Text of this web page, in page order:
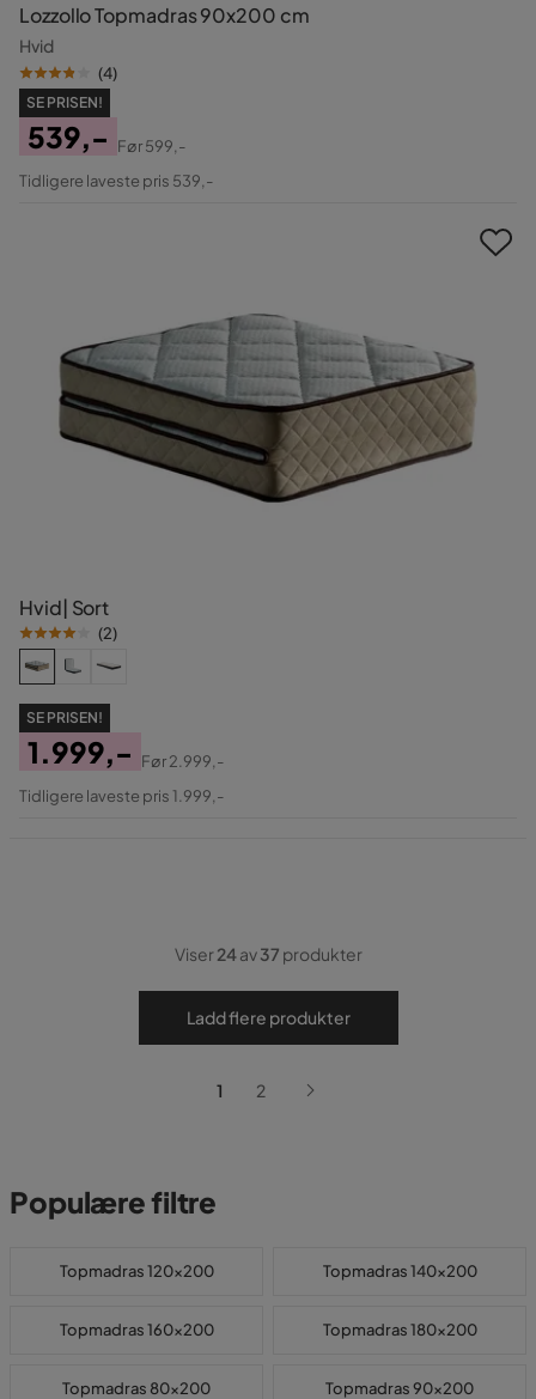
Lozzollo Topmadras 90x200 cm
Hvid
(4)
SE PRISEN!
Pris
539,-
Original
Før599,-
Tidligere laveste pris 539,-
Hvid| Sort
(2)
SE PRISEN!
Pris
1.999,-
Original
Før2.999,-
Tidligere laveste pris 1.999,-
Viser24av37 produkter
Ladd flere produkter
1 2
Populære filtre
Topmadras 120x200 Topmadras 140x200
Topmadras 160x200 Topmadras 180x200
Topmadras 80x200 Topmadras 90x200